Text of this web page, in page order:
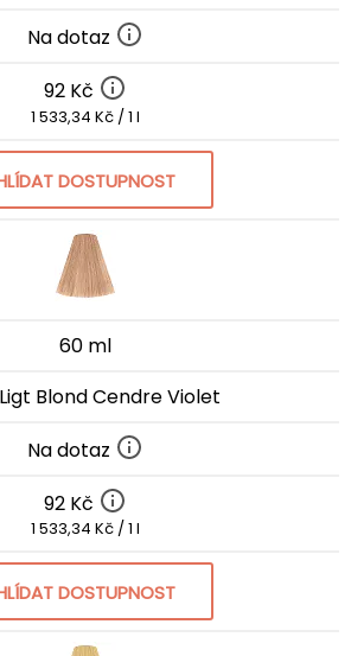
Na dotaz
92 Kč
1 533,34 Kč / 1 l
DOSTUPNOST
60 ml
Blond Cendre Violet
Na dotaz
92 Kč
1 533,34 Kč / 1 l
DOSTUPNOST